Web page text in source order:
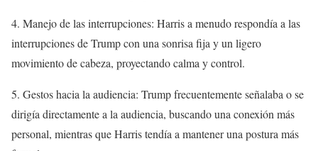
4. Manejo de las interrupciones: Harris a menudo respondía a las
interrupciones de Trump con una sonrisa fija y un ligero
movimiento de cabeza, proyectando calma y control.
5. Gestos hacia la audiencia: Trump frecuentemente señalaba o se
dirigía directamente a la audiencia, buscando una conexión más
personal, mientras que Harris tendía a mantener una postura más